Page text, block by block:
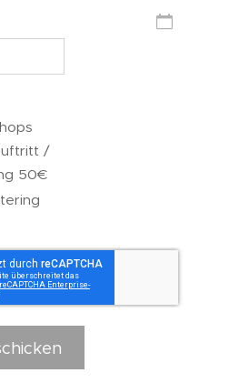
/
50€